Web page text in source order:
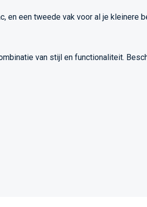
en een tweede vak voor al je kleinere
van stijl en functionaliteit.